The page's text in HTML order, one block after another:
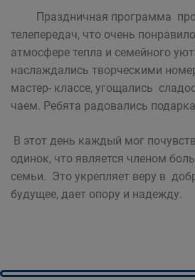
Праздничная программа
телепередач, что очень
атмосфере тепла и семейного
наслаждались творческими
мастер- классе, угощались
чаем. Ребята радовались
В этот день каждый мог
одинок, что является членом
семьи. Это укрепляет веру в
будущее, дает опору и надежду.